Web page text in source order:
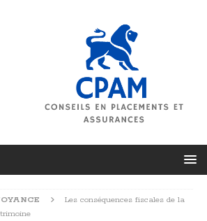
Les conséquences fiscales de la